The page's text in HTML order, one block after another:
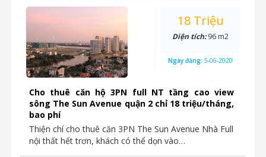
Cho thuê căn hộ 3PN full NT tầng cao view
sông The Sun Avenue quận 2 chỉ 18 triệu/tháng,
bao phí
Thiện chí cho thuê căn 3PN The Sun Avenue Nhà Full
nội thất hết trơn, khách có thể dọn vào…
18 Triệu
Diện tích:96 m2
Ngày đăng: 5-06-2020